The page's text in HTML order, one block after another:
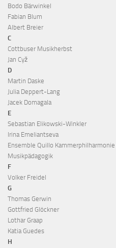
Bodo Bärwinkel
Fabian Blum
Albert Breier
C
Cottbuser Musikherbst
Jan Cyž
D
Martin Daske
Julia Deppert-Lang
Jacek Domagala
E
Sebastian Elikowski-Winkler
Irina Emeliantseva
Ensemble Quillo
Musikpädagogik
F
Volker Freidel
G
Thomas Gerwin
Gottfried Glöckner
Lothar Graap
Katia Guedes
H